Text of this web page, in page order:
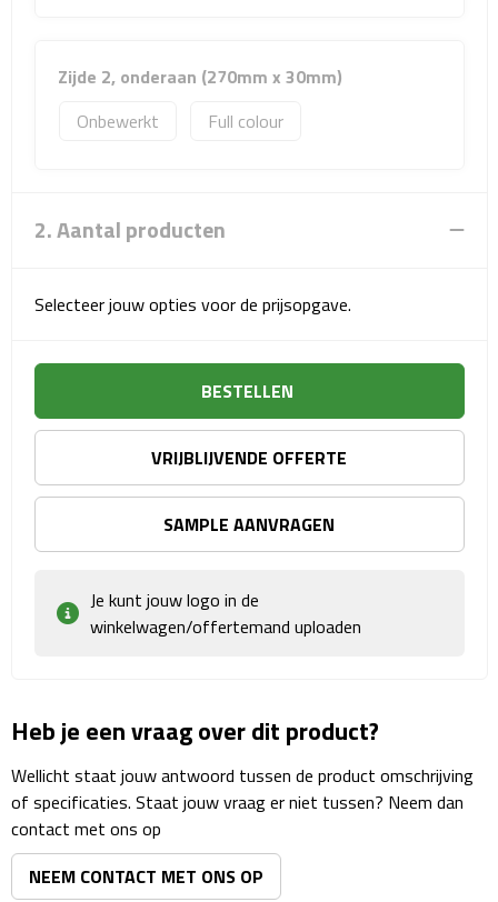
Sporttassen
Schoenentassen
Koeltassen & koelboxen
Matrozentassen
Reizen
Reisbekers
Koffersloten
Bagageweegschalen
Bagageriemen
Bagagelabels
Zijde 2, onderaan (270mm x 30mm)
Onbewerkt
Full colour
2. Aantal producten
Selecteer jouw opties voor de prijsopgave.
BESTELLEN
VRIJBLIJVENDE OFFERTE
SAMPLE AANVRAGEN
Je kunt jouw logo in de
winkelwagen/offertemand uploaden
Heb je een vraag over dit product?
Wellicht staat jouw antwoord tussen de product omschrijving
of specificaties. Staat jouw vraag er niet tussen? Neem dan
contact met ons op
NEEM CONTACT MET ONS OP